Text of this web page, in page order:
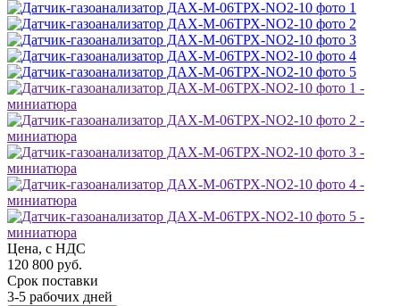
Цена, с НДС
120 800 руб.
Срок поставки
3-5 рабочих дней